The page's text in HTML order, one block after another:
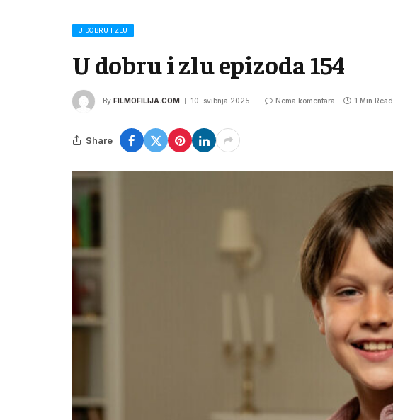
U DOBRU I ZLU
U dobru i zlu epizoda 154
By FILMOFILIJA.COM 10. svibnja 2025. Nema komentara 1 Min Read
Share